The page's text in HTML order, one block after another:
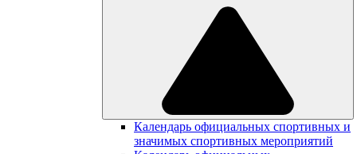
Календарь официальных спортивных и
значимых спортивных мероприятий